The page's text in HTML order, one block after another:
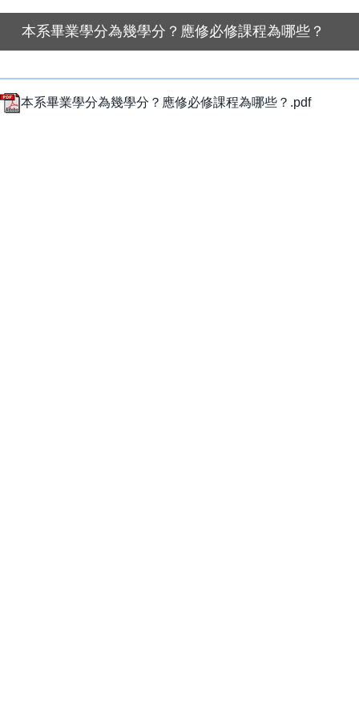
本系畢業學分為幾學分？應修必修課程為哪些？
本系畢業學分為幾學分？應修必修課程為哪些？.pdf